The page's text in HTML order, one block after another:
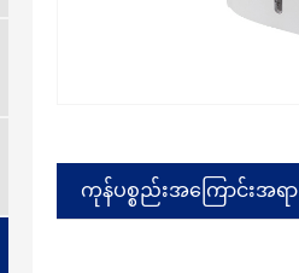
ကုန်ပစ္စည်းအကြောင်းအရာ